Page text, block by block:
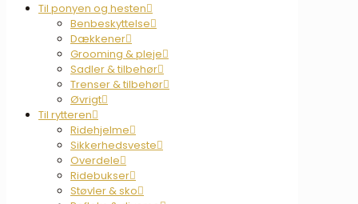
Til ponyen og hesten
Benbeskyttelse
Dækkener
Grooming & pleje
Sadler & tilbehør
Trenser & tilbehør
Øvrigt
Til rytteren
Ridehjelme
Sikkerhedsveste
Overdele
Ridebukser
Støvler & sko